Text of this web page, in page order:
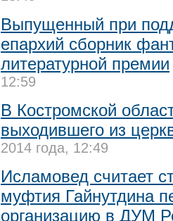
Выпущенный при
епархий сборник
литературной премии
12:59
В Костромской
выходившего из
2014 года, 12:49
Исламовед считает
муфтия Гайнутдина
организацию в ДУМ